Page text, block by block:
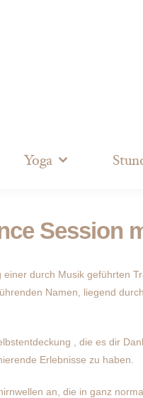
Yoga
Session
durch Musik geführten
Namen, liegend
, die es dir
Erlebnisse zu haben.
an, die in ganz